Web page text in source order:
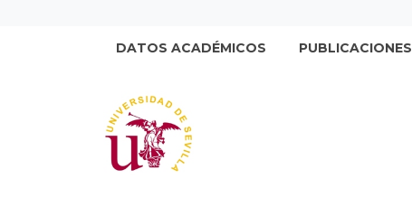
DATOS ACADÉMICOS PUBLICACIONES